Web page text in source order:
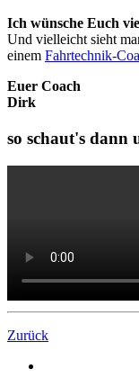
Ich wünsche Euch
Und vielleicht sieht
einem Fahrtechnik-
Euer Coach
Dirk
so schaut's dann
Zurück